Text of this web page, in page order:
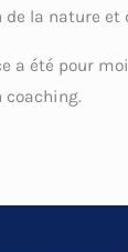
la nature et
a été pour
coaching.